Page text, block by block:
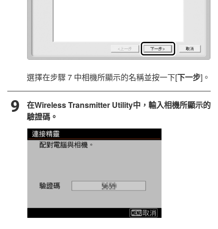
選擇在步驟 7 中相機所顯示的名稱並按一下[下一步]。
在Wireless Transmitter Utility中，輸入相機所顯示的
驗證碼。